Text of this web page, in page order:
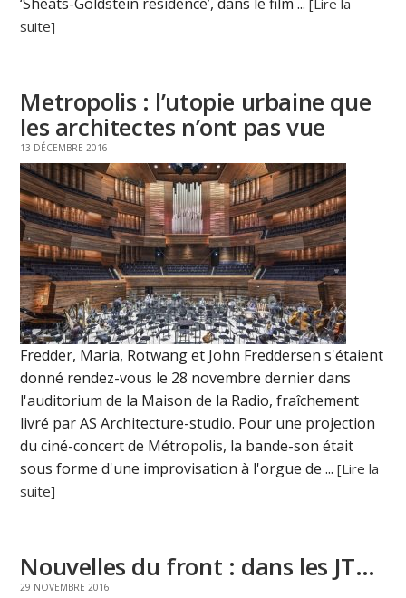
suite]
Metropolis : l’utopie urbaine que
les architectes n’ont pas vue
13 DÉCEMBRE 2016
Fredder, Maria, Rotwang et John Freddersen s'étaient
donné rendez-vous le 28 novembre dernier dans
l'auditorium de la Maison de la Radio, fraîchement
livré par AS Architecture-studio. Pour une projection
du ciné-concert de Métropolis, la bande-son était
sous forme d'une improvisation à l'orgue de ...[Lire la
suite]
Nouvelles du front : dans les JT…
29 NOVEMBRE 2016